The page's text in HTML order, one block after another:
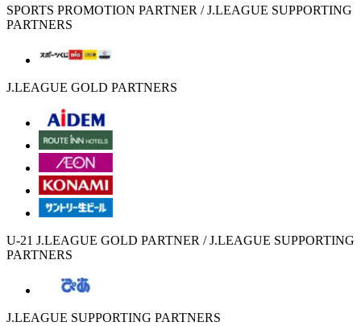
SPORTS PROMOTION PARTNER / J.LEAGUE SUPPORTING
PARTNERS
J.LEAGUE GOLD PARTNERS
U-21 J.LEAGUE GOLD PARTNER / J.LEAGUE SUPPORTING
PARTNERS
J.LEAGUE SUPPORTING PARTNERS